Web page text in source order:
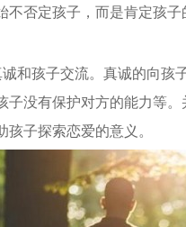
不否定孩子，而是肯定孩
诚和孩子交流。真诚的向孩
子没有保护对方的能力等
孩子探索恋爱的意义。